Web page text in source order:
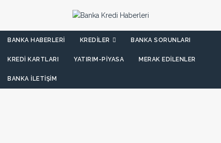
BANKA HABERLERI KREDILER BANKA SORUNLARI
KREDI KARTLARI YATIRIM-PIYASA MERAK EDILENLER
BANKA İLETIŞIM